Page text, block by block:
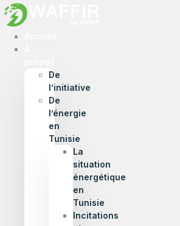
De
l’initiative
De
l’énergie
en
Tunisie
La
situation
énergétique
en
Tunisie
Incitations